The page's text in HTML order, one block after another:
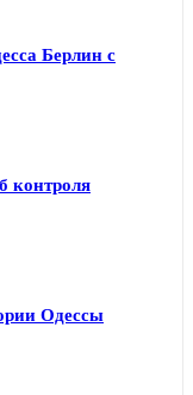
Берлин с
контроля
Одессы